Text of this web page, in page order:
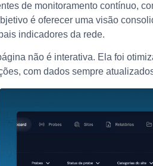
de monitoramento contínuo,
é oferecer uma visão
indicadores da rede.
não é interativa. Ela foi
com dados sempre